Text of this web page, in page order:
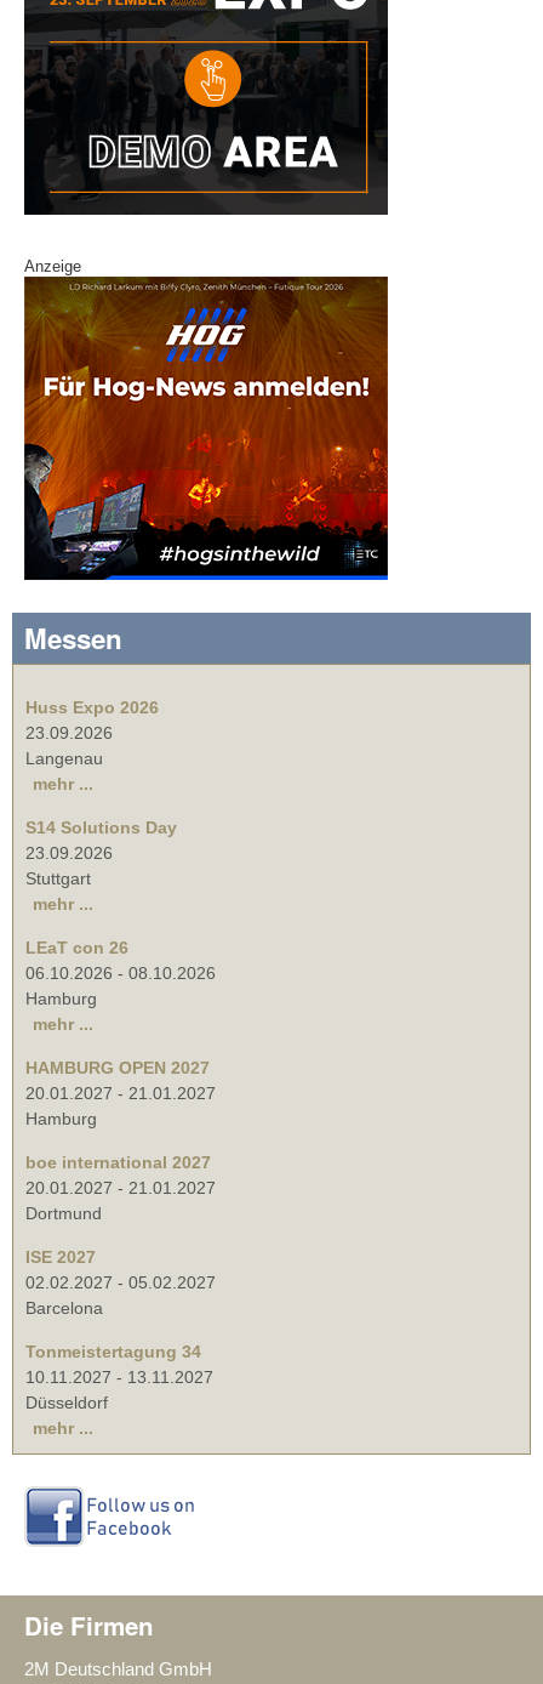
Anzeige
Messen
Huss Expo 2026
23.09.2026
Langenau
mehr ...
S14 Solutions Day
23.09.2026
Stuttgart
mehr ...
LEaT con 26
06.10.2026 - 08.10.2026
Hamburg
mehr ...
HAMBURG OPEN 2027
20.01.2027 - 21.01.2027
Hamburg
boe international 2027
20.01.2027 - 21.01.2027
Dortmund
ISE 2027
02.02.2027 - 05.02.2027
Barcelona
Tonmeistertagung 34
10.11.2027 - 13.11.2027
Düsseldorf
mehr ...
Die Firmen
2M Deutschland GmbH